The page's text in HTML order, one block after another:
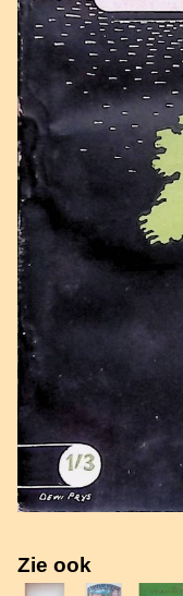
Zie ook